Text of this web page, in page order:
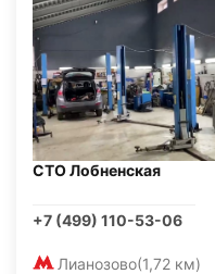
СТО Лобненская
+7 (499) 110-53-06
Лианозово(1,72 км)